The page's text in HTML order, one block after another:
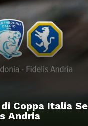
Coppa Italia
Andria